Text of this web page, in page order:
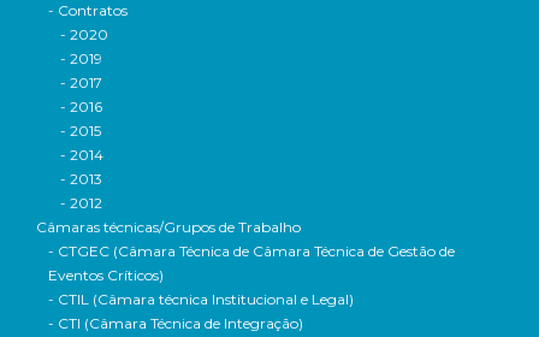
- Contratos
- 2020
- 2019
- 2017
- 2016
- 2015
- 2014
- 2013
- 2012
Câmaras técnicas/Grupos de Trabalho
- CTGEC (Câmara Técnica de Câmara Técnica de Gestão de
Eventos Críticos)
- CTIL (Câmara técnica Institucional e Legal)
- CTI (Câmara Técnica de Integração)